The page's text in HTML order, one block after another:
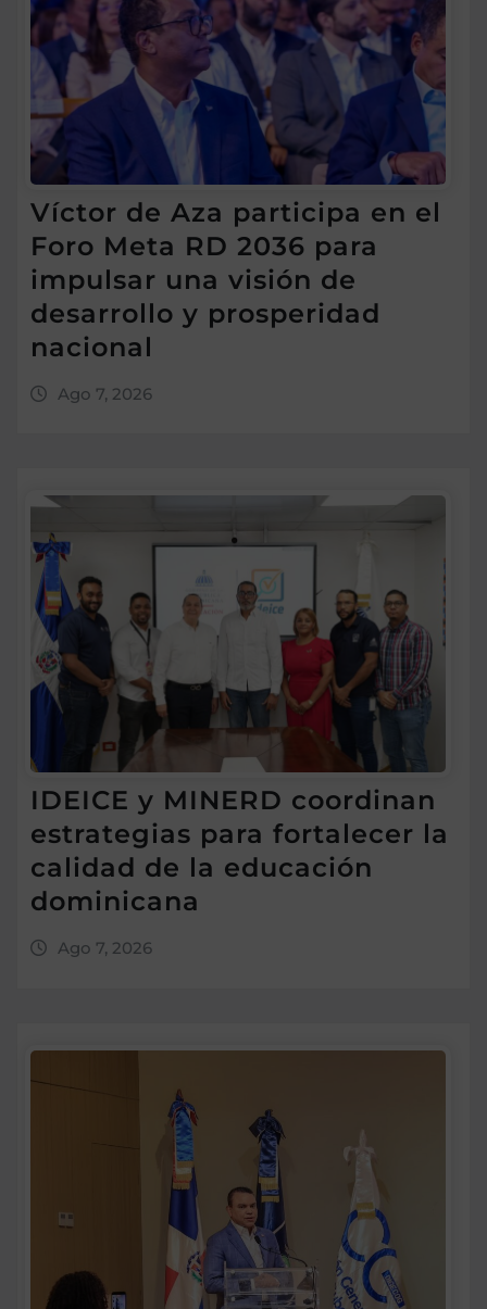
Víctor de Aza participa en el
Foro Meta RD 2036 para
impulsar una visión de
desarrollo y prosperidad
nacional
Ago 7, 2026
IDEICE y MINERD coordinan
estrategias para fortalecer la
calidad de la educación
dominicana
Ago 7, 2026